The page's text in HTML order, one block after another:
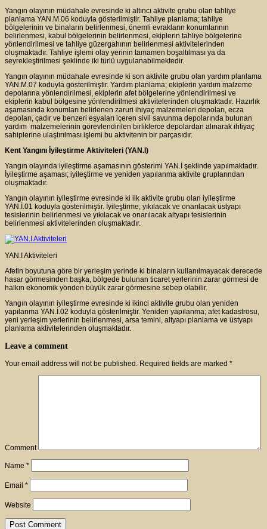
Yangın olayının müdahale evresinde ki altıncı aktivite grubu olan tahliye
planlama YAN.M.06 koduyla gösterilmiştir. Tahliye planlama; tahliye
bölgelerinin ve binaların belirlenmesi, önemli evrakların konumlarının
belirlenmesi, kabul bölgelerinin belirlenmesi, ekiplerin tahliye bölgelerine
yönlendirilmesi ve tahliye güzergahının belirlenmesi aktivitelerinden
oluşmaktadır. Tahliye işlemi olay yerinin tamamen boşaltılması ya da
seyrekleştirilmesi şeklinde iki türlü uygulanabilmektedir.
Yangın olayının müdahale evresinde ki son aktivite grubu olan yardım planlama
YAN.M.07 koduyla gösterilmiştir. Yardım planlama; ekiplerin yardım malzeme
depolarına yönlendirilmesi, ekiplerin afet bölgelerine yönlendirilmesi ve
ekiplerin kabul bölgesine yönlendirilmesi aktivitelerinden oluşmaktadır. Hazırlık
aşamasında konumları belirlenen zaruri ihiyaç malzemeleri depoları, ecza
depoları, çadır ve benzeri eşyaları içeren sivil savunma depolarında bulunan
yardım malzemelerinin görevlendirilen birliklerce depolardan alınarak ihtiyaç
sahiplerine ulaştırılması işlemi bu aktivitenin bir parçasıdır.
Kent Yangını İyileştirme Aktiviteleri (YAN.I)
Yangın olayında iyileştirme aşamasının gösterimi YAN.İ şeklinde yapılmaktadır.
İyileştirme aşaması; iyileştirme ve yeniden yapılanma aktivite gruplarından
oluşmaktadır.
Yangın olayının iyileştirme evresinde ki ilk aktivite grubu olan iyileştirme
YAN.İ.01 koduyla gösterilmiştir. İyileştirme; yıkılacak ve onarılacak üstyapı
tesislerinin belirlenmesi ve yıkılacak ve onarılacak altyapı tesislerinin
belirlenmesi aktivitelerinden oluşmaktadır.
YAN.I Aktiviteleri
Afetin boyutuna göre bir yerleşim yerinde ki binaların kullanılmayacak derecede
hasar görmesinden başka, bölgede bulunan ticaret yerlerinin zarar görmesi de
halkın ekonomik yönden büyük zarar görmesine sebep olabilir.
Yangın olayının iyileştirme evresinde ki ikinci aktivite grubu olan yeniden
yapılanma YAN.İ.02 koduyla gösterilmiştir. Yeniden yapılanma; afet kadastrosu,
yeni yerleşim yerlerinin belirlenmesi, arsa temini, altyapı planlama ve üstyapı
planlama aktivitelerinden oluşmaktadır.
Leave a comment
Your email address will not be published. Required fields are marked *
Comment
Name *
Email *
Website